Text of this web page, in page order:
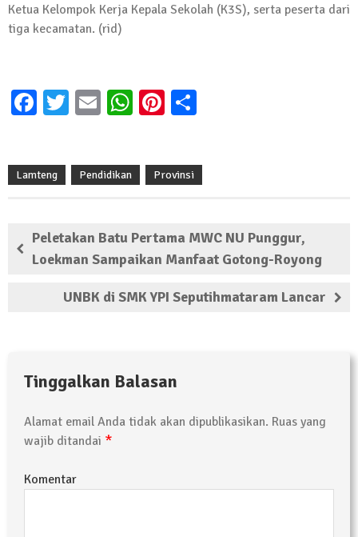
Ketua Kelompok Kerja Kepala Sekolah (K3S), serta peserta dari
tiga kecamatan. (rid)
Facebook
Twitter
EmailWhatsApp
Pinterest
Lamteng Pendidikan Provinsi
Peletakan Batu Pertama MWC NU Punggur,
Loekman Sampaikan Manfaat Gotong-Royong
UNBK di SMK YPI Seputihmataram Lancar
Tinggalkan Balasan
Alamat email Anda tidak akan dipublikasikan. Ruas yang
wajib ditandai *
Komentar